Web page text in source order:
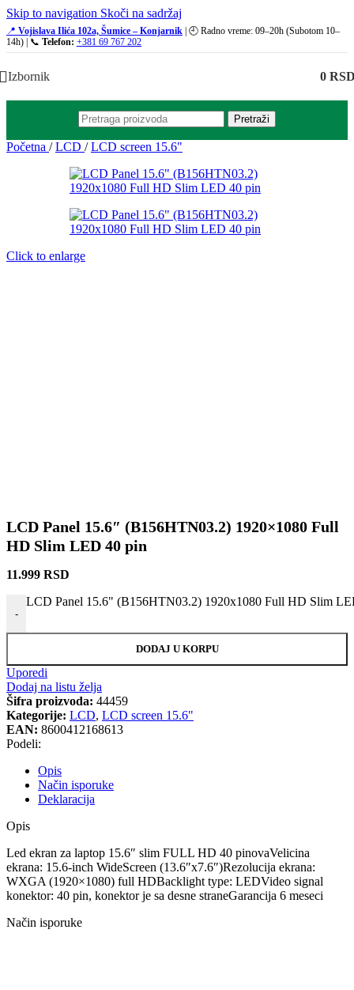
Skip to navigation Skoči na sadržaj
📍 Vojislava Ilića 102a, Šumice – Konjarnik | 🕘 Radno vreme: 09–20h (Subotom 10–
14h) | 📞 Telefon: +381 69 767 202
Izbornik 0
Pretraži
Početna / LCD / LCD screen 15.6"
Click to enlarge
LCD Panel 15.6″ (B156HTN03.2) 1920×1080 Full
HD Slim LED 40 pin
11.999 RSD
-
LCD Panel 15.6" (B156HTN03.2) 1920x1080 Full HD Slim
DODAJ U KORPU
Uporedi
Dodaj na listu želja
Šifra proizvoda: 44459
Kategorije: LCD, LCD screen 15.6"
EAN: 8600412168613
Podeli:
Opis
Način isporuke
Deklaracija
Opis
Led ekran za laptop 15.6″ slim FULL HD 40 pinovaVelicina
ekrana: 15.6-inch WideScreen (13.6″x7.6″)Rezolucija ekrana:
WXGA (1920×1080) full HDBacklight type: LEDVideo signal
konektor: 40 pin, konektor je sa desne straneGarancija 6 meseci
Način isporuke